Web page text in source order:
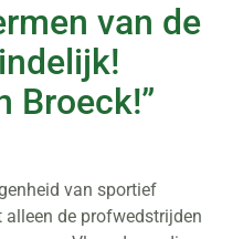
van de
Broeck!”
van sportief
de profwedstrijden